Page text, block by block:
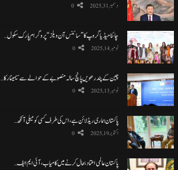
دسمبر 31, 2025 0
چائنا میڈیا گروپ کا ”سائنس آن ویلز“ پروگرام پارک سکول…
نومبر 14, 2025 0
چین کے پندرھویں پانچ سالہ منصوبے کے حوالے سے سیمینار کا…
نومبر 13, 2025 0
پاکستان ہماری ریڈ لائن ہے، اس کی طرف کسی کو میلی آنکھ…
اکتوبر 19, 2025 0
پاکستان عالمی اعتماد بحال کرنے میں کامیاب، آئی ایم ایف…